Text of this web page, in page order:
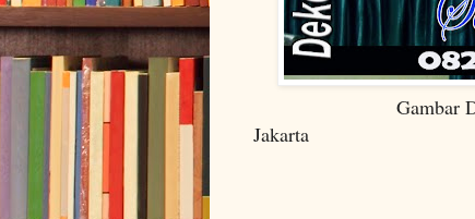
Gambar Dekorasi
Jakarta